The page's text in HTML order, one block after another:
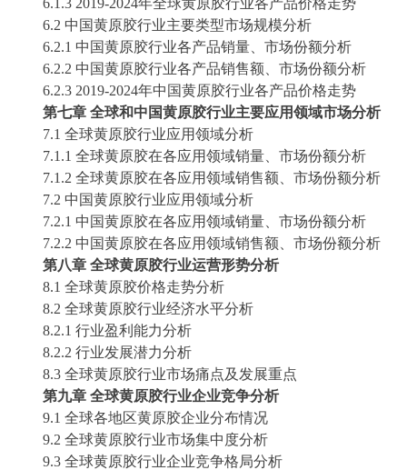
6.2 中国黄原胶行业主要类型市场规模分析
6.2.1 中国黄原胶行业各产品销量、市场份额分析
6.2.2 中国黄原胶行业各产品销售额、市场份额分析
6.2.3 2019-2024年中国黄原胶行业各产品价格走势
第七章 全球和中国黄原胶行业主要应用领域市场分析
7.1 全球黄原胶行业应用领域分析
7.1.1 全球黄原胶在各应用领域销量、市场份额分析
7.1.2 全球黄原胶在各应用领域销售额、市场份额分析
7.2 中国黄原胶行业应用领域分析
7.2.1 中国黄原胶在各应用领域销量、市场份额分析
7.2.2 中国黄原胶在各应用领域销售额、市场份额分析
第八章 全球黄原胶行业运营形势分析
8.1 全球黄原胶价格走势分析
8.2 全球黄原胶行业经济水平分析
8.2.1 行业盈利能力分析
8.2.2 行业发展潜力分析
8.3 全球黄原胶行业市场痛点及发展重点
第九章 全球黄原胶行业企业竞争分析
9.1 全球各地区黄原胶企业分布情况
9.2 全球黄原胶行业市场集中度分析
9.3 全球黄原胶行业企业竞争格局分析